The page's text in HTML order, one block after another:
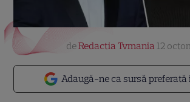
Adaugă-ne ca sursă preferată
deRedactia Tvmania 12